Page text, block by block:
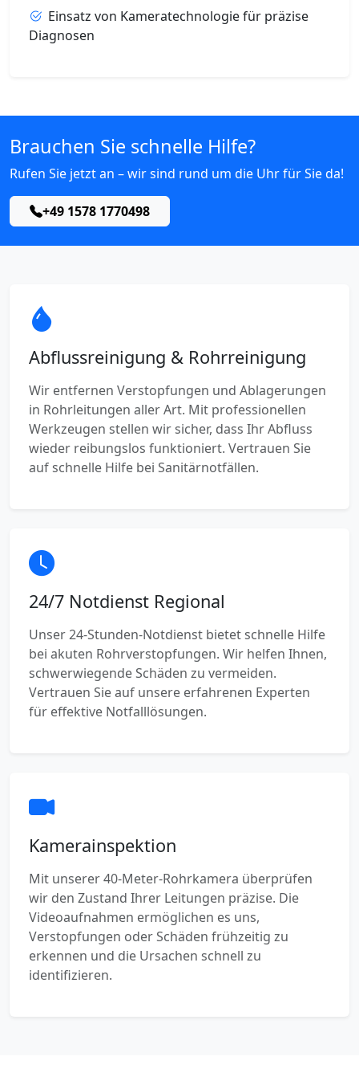
Einsatz von Kameratechnologie für präzise
Diagnosen
Brauchen Sie schnelle Hilfe?
Rufen Sie jetzt an – wir sind rund um die Uhr für Sie da!
+49 1578 1770498
Abflussreinigung & Rohrreinigung
Wir entfernen Verstopfungen und Ablagerungen
in Rohrleitungen aller Art. Mit professionellen
Werkzeugen stellen wir sicher, dass Ihr Abfluss
wieder reibungslos funktioniert. Vertrauen Sie
auf schnelle Hilfe bei Sanitärnotfällen.
24/7 Notdienst Regional
Unser 24-Stunden-Notdienst bietet schnelle Hilfe
bei akuten Rohrverstopfungen. Wir helfen Ihnen,
schwerwiegende Schäden zu vermeiden.
Vertrauen Sie auf unsere erfahrenen Experten
für effektive Notfalllösungen.
Kamerainspektion
Mit unserer 40-Meter-Rohrkamera überprüfen
wir den Zustand Ihrer Leitungen präzise. Die
Videoaufnahmen ermöglichen es uns,
Verstopfungen oder Schäden frühzeitig zu
erkennen und die Ursachen schnell zu
identifizieren.